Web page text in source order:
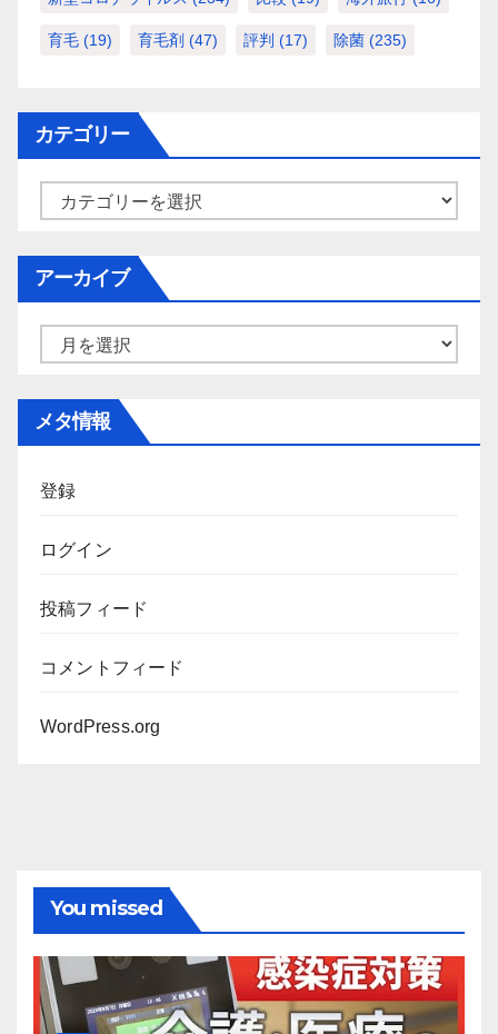
育毛 (19) 育毛剤 (47) 評判 (17) 除菌 (235)
カテゴリー
ー
アーカイブ
メタ情報
登録
ログイン
投稿フィード
コメントフィード
WordPress.org
You missed